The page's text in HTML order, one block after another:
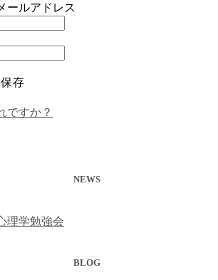
ールアドレス
存
ですか？
NEWS
理学勉強会
BLOG